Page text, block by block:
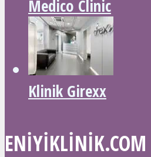
Medico Clinic
Klinik Girexx
ENIYIKLINIK.COM